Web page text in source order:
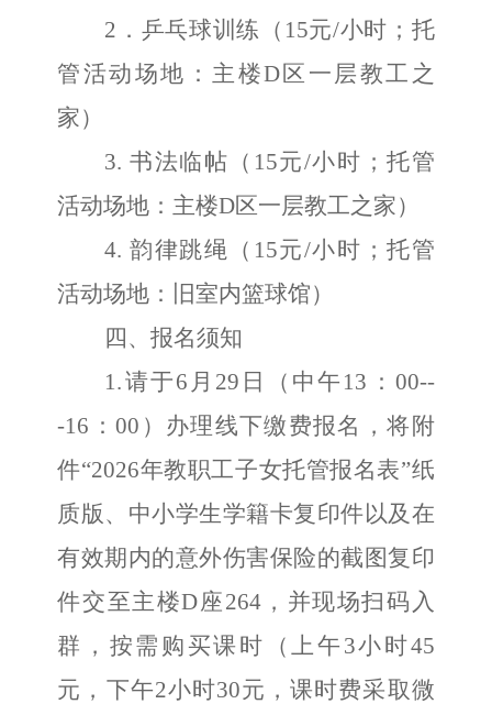
2．乒乓球训练（ 15元/小时；托
管活动场地： 主楼D区一层教工之
家）
3. 书法临帖 （ 15元/小时；托管
活动场地： 主楼D区一层教工之家）
4. 韵律跳绳 （ 15元/小时；托管
活动场地：
旧 室内篮球馆）
四、报名须知
1.请于6 月 29 日（中午 13 ： 00--
-16 ：00）办理线下缴费报名，将附
件“2026年教职工子女托管报名表”纸
质版、 中小学生学籍卡复印件以及在
有效期内的意外伤害保险的截图复印
件交至主楼D座264，并现场扫码入
群 ， 按需购买课时（上午 3小时45
元，下午2小时30元，课时费采取微